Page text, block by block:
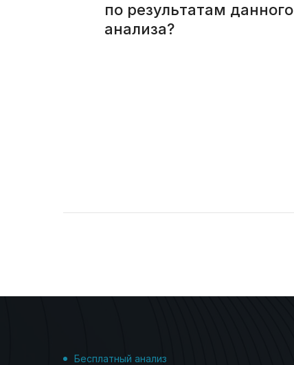
по результатам данного
анализа?
Бесплатный анализ